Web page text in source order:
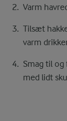
Varm
Tilsæt
varm
Smag til
med lidt